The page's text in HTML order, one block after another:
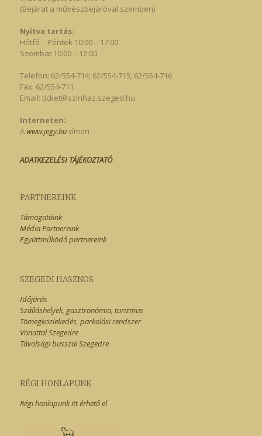
(Bejárat a művészbejáróval szemben)
Nyitva tartás:
Hétfő – Péntek 10:00 – 17:00
Szombat 10:00 – 12:00
Telefon: 62/554-714; 62/554-715; 62/554-716
Fax: 62/554-711
Email: ticket@szinhaz.szeged.hu
Interneten:
Awww.jegy.hucímen
ADATKEZELÉSI TÁJÉKOZTATÓ
PARTNEREINK
Támogatóink
Média Partnereink
Együttműködő partnereink
SZEGEDI HASZNOS
Időjárás
Szálláshelyek, gasztronómia, turizmus
Tömegközlekedés, parkolási rendszer
Vonattal Szegedre
Távolsági busszal Szegedre
RÉGI HONLAPUNK
Régi honlapunk itt érhető el